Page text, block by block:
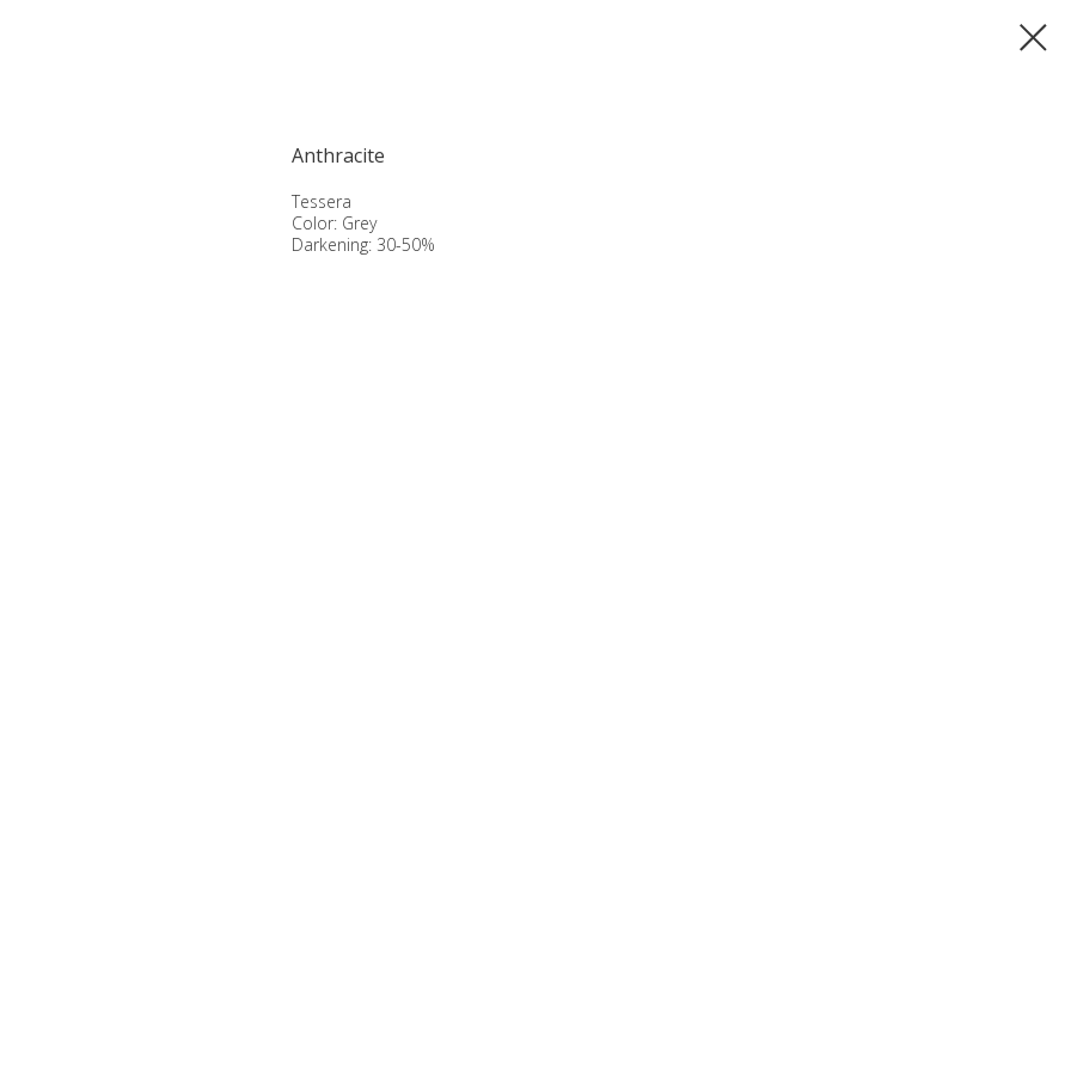
Anthracite
Tessera
Color: Grey
Darkening: 30-50%